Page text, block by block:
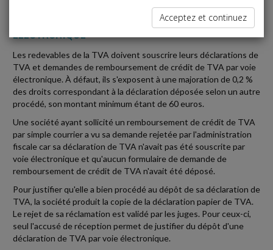
DÉCLARATION DE TVA DÉPOSÉE PAR VOIE
ÉLECTRONIQUE
Les redevables de la TVA doivent souscrire leurs déclarations de
TVA et demandes de remboursement de crédit de TVA par voie
électronique. À défaut, ils s'exposent à une majoration de 0,2 %
des droits correspondant à la déclaration déposée selon un autre
procédé, son montant minimum étant de 60 euros.
Une société ayant sollicité un remboursement de crédit de TVA
par simple courrier a vu sa demande rejetée par l'administration
fiscale car sa déclaration de TVA n'avait pas été souscrite par
voie électronique et qu'aucun formulaire de demande de
remboursement de crédit de TVA n'avait été déposé.
Pour justifier qu'elle a bien procédé au dépôt de sa déclaration de
TVA, la société produit la copie de la déclaration papier de TVA.
Le rejet de sa réclamation est validé par les juges. Pour ceux-ci,
seul l'accusé de réception permet de justifier du dépôt d'une
déclaration de TVA par voie électronique.
Acceptez et continuez